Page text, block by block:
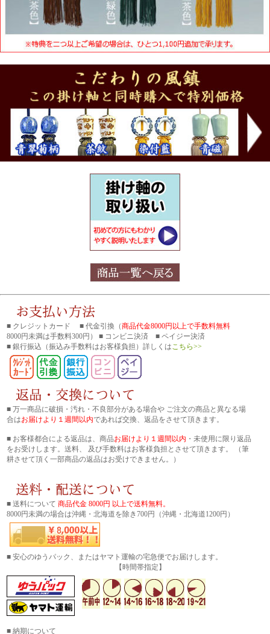
■ クレジットカード ■ 代金引換（商品代金8000円以上で手数料無料
8000円未満は手数料300円） ■ コンビニ決済 ■ ペイジー決済
■ 銀行振込 （振込み手数料はお客様負担）詳しくはこちら>>
■ 万一商品に破損・汚れ・不良部分がある場合や ご注文の商品と異なる場
合はお届けより１週間以内であれば交換、返品をさせて頂きます。
■ お客様都合による返品は、商品お届けより１週間以内 ・未使用に限り返品
をお受けします。送料、 及び手数料はお客様負担とさせて頂きます。 （筆
耕させて頂く一部商品の返品はお受けできません。）
■ 送料について 商品代金 8000円 以上で送料無料。
8000円未満の場合は沖縄・北海道を除き700円（沖縄・北海道1200円）
■ 安心のゆうパック、またはヤマト運輸の宅急便でお届けします。
【時間帯指定】
■ 納期について